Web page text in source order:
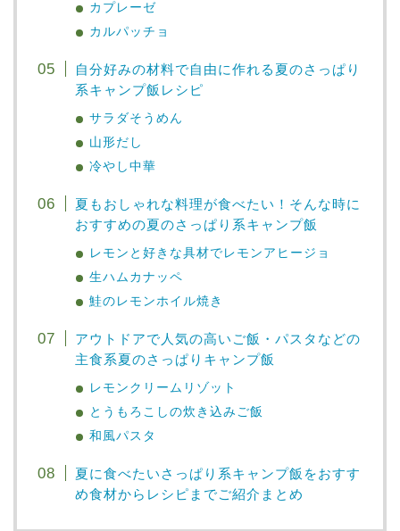
カプレーゼ
カルパッチョ
自分好みの材料で自由に作れる夏のさっぱり
系キャンプ飯レシピ
サラダそうめん
山形だし
冷やし中華
夏もおしゃれな料理が食べたい！そんな時に
おすすめの夏のさっぱり系キャンプ飯
レモンと好きな具材でレモンアヒージョ
生ハムカナッペ
鮭のレモンホイル焼き
アウトドアで人気の高いご飯・パスタなどの
主食系夏のさっぱりキャンプ飯
レモンクリームリゾット
とうもろこしの炊き込みご飯
和風パスタ
夏に食べたいさっぱり系キャンプ飯をおすす
め食材からレシピまでご紹介まとめ